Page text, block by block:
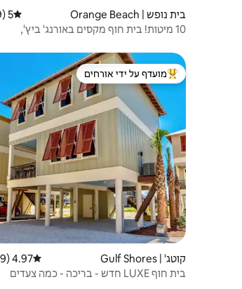
בית נופש | Orange Beach דירוג5 (39)
10 מיטות! בית חוף מקסים באורנג' ביץ',
מוביל בקרב נכסים מועדפים על ידי אורחים
מועדף על ידי אורחים
קוטג' | Gulf Shores דירוג ממוצע של 4.97 מתוך
4.97 (159)
בית חוף LUXE חדש - בריכה - כמה צעדים